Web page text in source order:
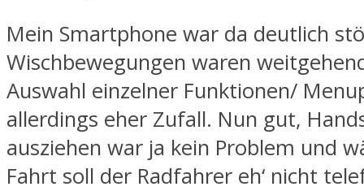
Mein Smartphone war da deutlich
Wischbewegungen waren
Auswahl einzelner Funktionen/
allerdings eher Zufall. Nun gut,
ausziehen war ja kein Problem und
Fahrt soll der Radfahrer eh‘ nicht